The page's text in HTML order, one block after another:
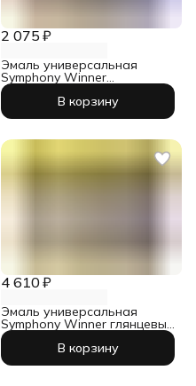
2 075 ₽
Эмаль универсальная
Symphony Winner
шелковисто-матовый база
В корзину
4 610 ₽
Эмаль универсальная
Symphony Winner глянцевый
база С 2,7 л
В корзину